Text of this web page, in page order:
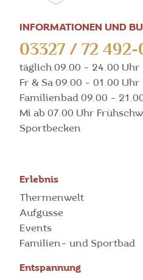
INFORMATIONEN UND
03327 / 72 492-
täglich 09.00 - 24.00 Uhr
Fr & Sa 09.00 - 01.00 Uhr
Familienbad 09.00 -
Mi ab 07.00 Uhr
Sportbecken
Erlebnis
Thermenwelt
Aufgüsse
Events
Familien- und Sportbad
Entspannung